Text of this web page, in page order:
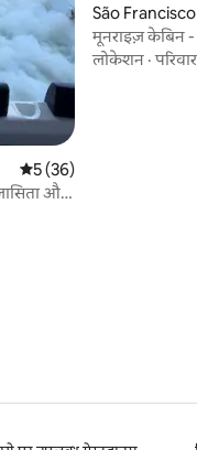
औसत रेटिंग 5 में से 5, 36
5 (36)
और
São
गह
मूनराइज़ केबिन
स्टारलिंक
लोकेशन ·परिवार